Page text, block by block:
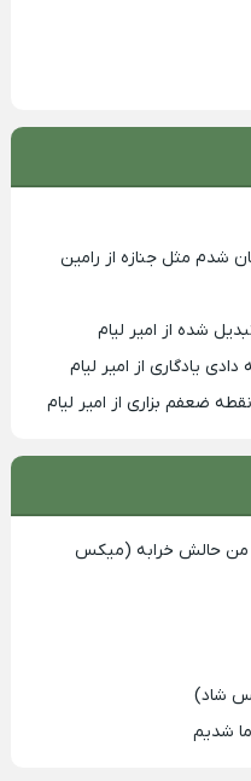
شدم مثل جنازه از رامین
شده از امیر لیام
یادگاری از امیر لیام
ضعفم بزاری از امیر لیام
من حالش خرابه (میکس
شاد)
شدیم